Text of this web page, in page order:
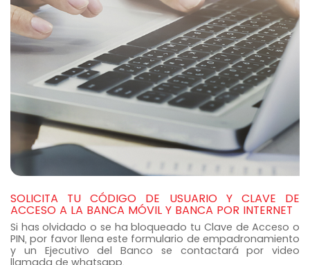
SOLICITA TU CÓDIGO DE USUARIO Y CLAVE DE
ACCESO A LA BANCA MÓVIL Y BANCA POR INTERNET
Si has olvidado o se ha bloqueado tu Clave de Acceso o
PIN, por favor llena este formulario de empadronamiento
y un Ejecutivo del Banco se contactará por video
llamada de whatsapp.